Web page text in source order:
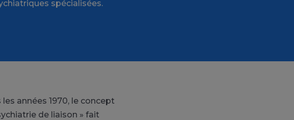
spécialisées.
les années 1970, le concept
de liaison » fait